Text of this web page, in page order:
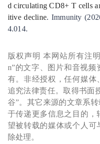
d circulating CD8+ T cells
itive decline. Immunity
4.014.
版权声明 本网站所有注
n”的文字、图片和音视
有。非经授权，任何媒体
追究法律责任。取得书面
谷”。其它来源的文章系
于传递更多信息之目的
望被转载的媒体或个人可
除处理。